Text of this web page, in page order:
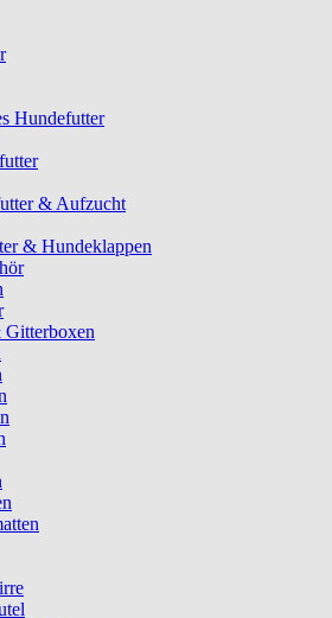
Hundefutter
& Aufzucht
& Hundeklappen
Gitterboxen